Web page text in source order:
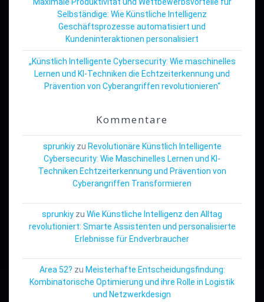
Selbständige: Wie Künstliche Intelligenz
Geschäftsprozesse automatisiert und
Kundeninteraktionen personalisiert
„Künstlich Intelligente Cybersecurity: Wie maschinelles
Lernen und KI-Techniken die Echtzeiterkennung und
Prävention von Cyberangriffen revolutionieren“
Kommentare
sprunkiyzu Revolutionäre Künstlich Intelligente
Cybersecurity: Wie Maschinelles Lernen und KI-
Techniken Echtzeiterkennung und Prävention von
Cyberangriffen Transformieren
sprunkiy zu Wie Künstliche Intelligenz den Alltag
revolutioniert: Smarte Assistenten und personalisierte
Erlebnisse für Endverbraucher
Area 52? zu Meisterhafte Entscheidungsfindung:
Kombinatorische Optimierung und ihre Rolle in Logistik
und Netzwerkdesign